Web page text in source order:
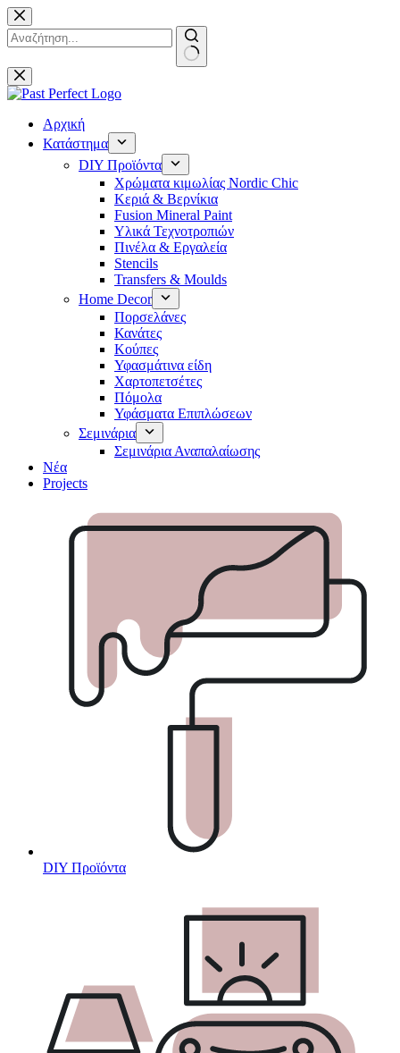
Μετάβαση
στο
περιεχόμενο
No
results
Αρχική
Κατάστημα
DIY Προϊόντα
Χρώματα κιμωλίας Nordic Chic
Κεριά & Βερνίκια
Fusion Mineral Paint
Υλικά Τεχνοτροπιών
Πινέλα & Εργαλεία
Stencils
Transfers & Moulds
Home Decor
Πορσελάνες
Κανάτες
Κούπες
Υφασμάτινα είδη
Χαρτοπετσέτες
Πόμολα
Υφάσματα Επιπλώσεων
Σεμινάρια
Σεμινάρια Αναπαλαίωσης
Νέα
Projects
DIY Προϊόντα